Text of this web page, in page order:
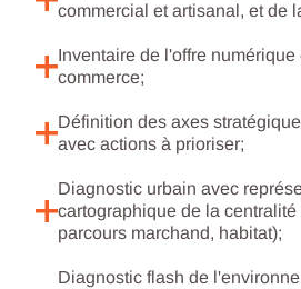
commercial et artisanal, et de
Inventaire de l'offre numérique
commerce;
Définition des axes
avec actions à prioriser;
Diagnostic urbain avec
cartographique de la
parcours marchand, habitat);
Diagnostic flash de